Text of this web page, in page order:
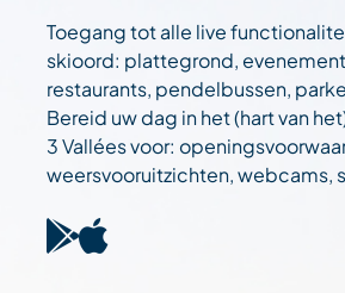
Toegang tot alle live
skioord: plattegrond,
restaurants, pendelbussen,
Bereid uw dag in het (hart van
3 Vallées voor:
weersvooruitzichten, webcams,